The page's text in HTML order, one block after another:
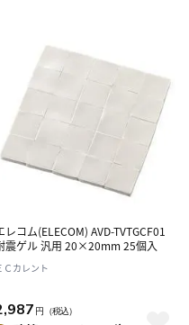
レコム(ELECOM) AVD-TVTGCF01
震ゲル 汎用 20×20mm 25個入
Ｃカレント
円 （税込）